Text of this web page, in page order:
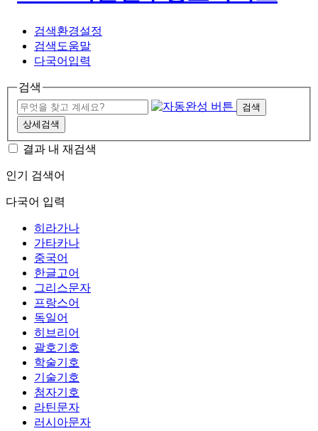
검색환경설정
검색도움말
다국어입력
검색
검색
상세검색
결과 내 재검색
인기 검색어
다국어 입력
히라가나
가타카나
중국어
한글고어
그리스문자
프랑스어
독일어
히브리어
괄호기호
학술기호
기술기호
첨자기호
라틴문자
러시아문자